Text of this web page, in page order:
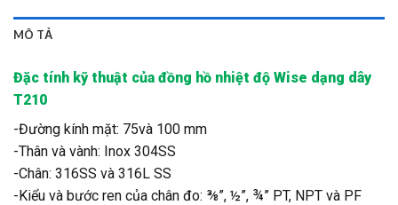
MÔ TẢ
Đặc tính kỹ thuật của đồng hồ nhiệt độ Wise dạng dây
T210
-Đường kính mặt: 75và 100 mm
-Thân và vành: Inox 304SS
-Chân: 316SS và 316L SS
-Kiểu và bước ren của chân đo: ⅜”, ½”, ¾” PT, NPT và PF